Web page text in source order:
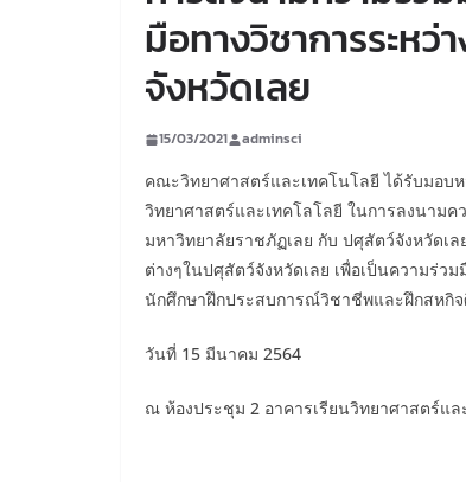
มือทางวิชาการระห
จังหวัดเลย
15/03/2021 adminsci
คณะวิทยาศาสตร์และเทคโนโลยี ได้รับมอ
วิทยาศาสตร์และเทคโลโลยี ในการลงนาม
มหาวิทยาลัยราชภัฏเลย กับ ปศุสัตว์จังหวัด
ต่างๆในปศุสัตว์จังหวัดเลย เพื่อเป็นความร่ว
นักศึกษาฝึกประสบการณ์วิชาชีพและฝึกสหกิ
วันที่ 15 มีนาคม 2564
ณ ห้องประชุม 2 อาคารเรียนวิทยาศาสตร์แล